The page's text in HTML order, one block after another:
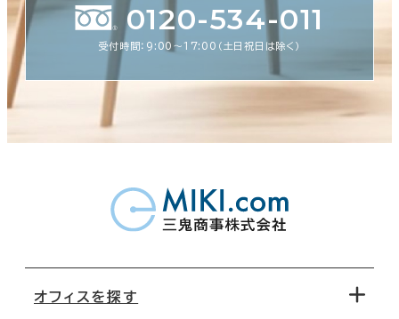
0120-534-011
受付時間：9:00〜17:00（土日祝日は除く）
オフィスを探す